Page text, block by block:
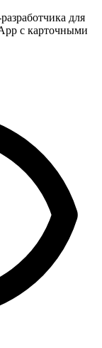
для
с карточными